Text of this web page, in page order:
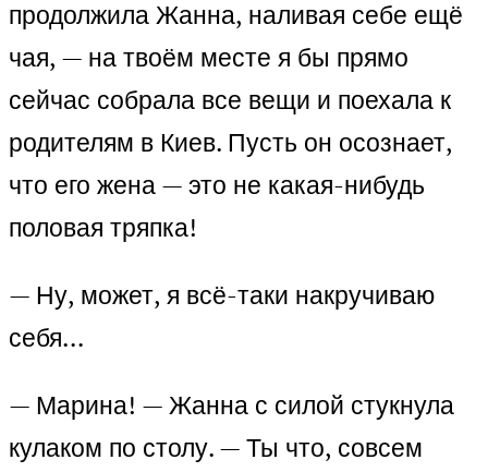
продолжила Жанна, наливая себе ещё
чая, — на твоём месте я бы прямо
сейчас собрала все вещи и поехала к
родителям в Киев. Пусть он осознает,
что его жена — это не какая-нибудь
половая тряпка!
— Ну, может, я всё-таки накручиваю
себя…
— Марина! — Жанна с силой стукнула
кулаком по столу. — Ты что, совсем